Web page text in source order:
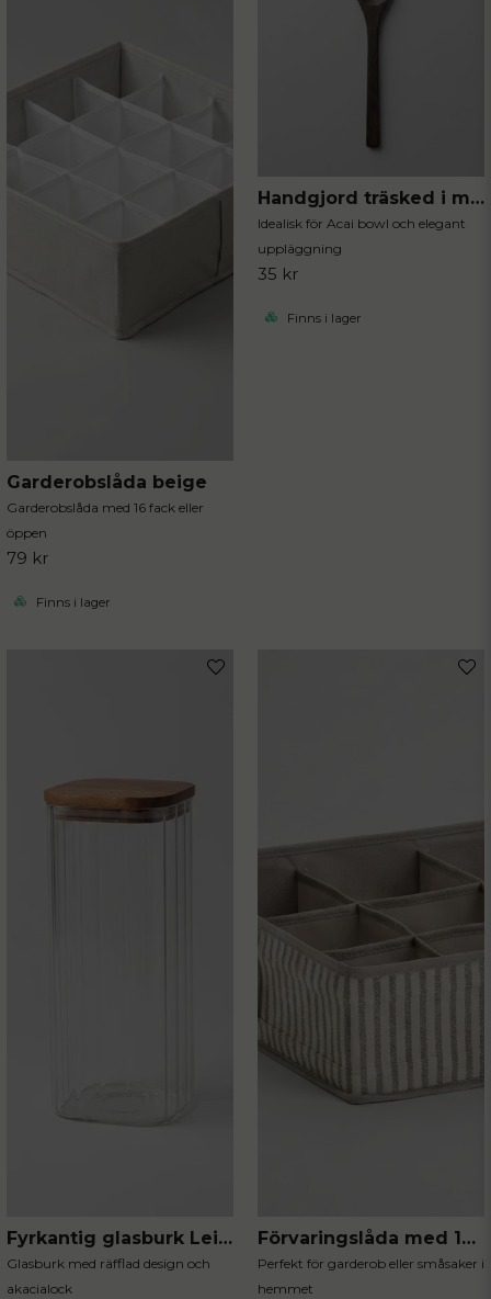
Garderobslåda beige
Garderobslåda med 16 fack eller
öppen
79 kr
Finns i lager
Handgjord träsked i mörkt trä
Idealisk för Acai bowl och elegant
uppläggning
35 kr
Finns i lager
Fyrkantig glasburk Leia 1800 ml
Glasburk med räfflad design och
akacialock
Förvaringslåda med 12 fack stripe
Perfekt för garderob eller småsaker i
hemmet